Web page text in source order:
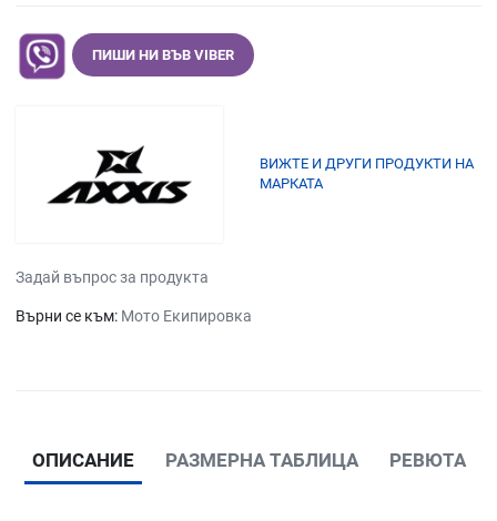
ПИШИ НИ ВЪВ VIBER
ВИЖТЕ И ДРУГИ ПРОДУКТИ НА
МАРКАТА
Задай въпрос за продукта
Върни се към: Мото Екипировка
ОПИСАНИЕ РАЗМЕРНА ТАБЛИЦА РЕВЮТА